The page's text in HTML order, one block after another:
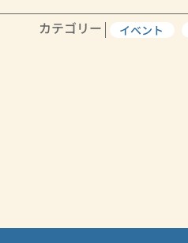
カテゴリー イベント